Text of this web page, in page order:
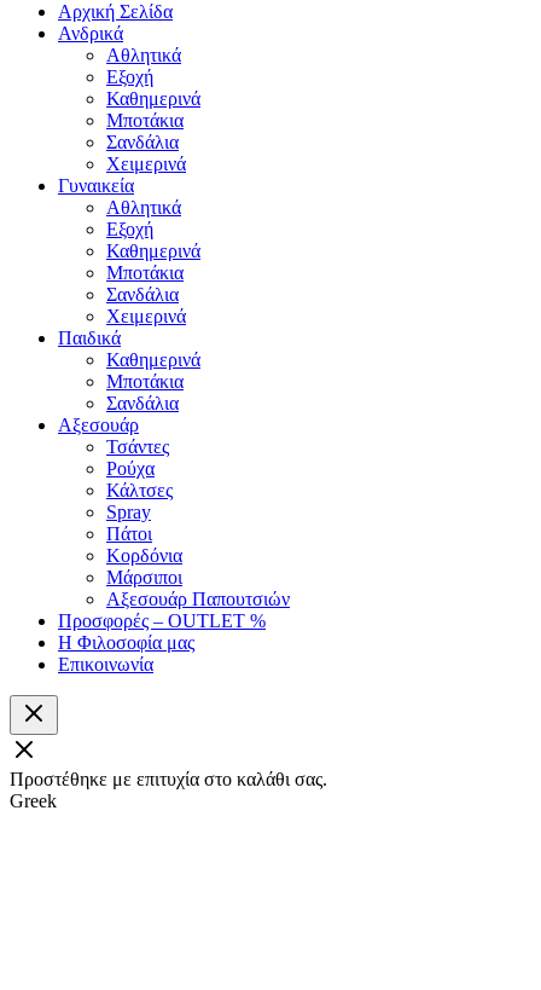
Αρχική Σελίδα
Ανδρικά
Αθλητικά
Εξοχή
Καθημερινά
Μποτάκια
Σανδάλια
Χειμερινά
Γυναικεία
Αθλητικά
Εξοχή
Καθημερινά
Μποτάκια
Σανδάλια
Χειμερινά
Παιδικά
Καθημερινά
Μποτάκια
Σανδάλια
Αξεσουάρ
Τσάντες
Ρούχα
Κάλτσες
Spray
Πάτοι
Κορδόνια
Μάρσιποι
Αξεσουάρ Παπουτσιών
Προσφορές – OUTLET %
Η Φιλοσοφία μας
Επικοινωνία
Προστέθηκε με επιτυχία στο καλάθι σας.
Greek